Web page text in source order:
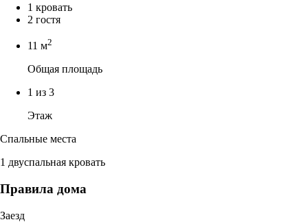
1 кровать
2 гостя
11 м2
Общая площадь
1 из 3
Этаж
Спальные места
1 двуспальная кровать
Правила дома
Заезд